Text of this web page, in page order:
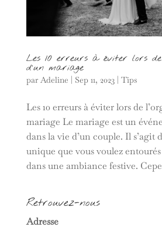
Les 10 erreurs à éviter lors de
d’un mariage
par Adeline | Sep 11, 2023| Tips
Les 10 erreurs à éviter lors de
mariage Le mariage est un
dans la vie d’un couple. Il s’agit
unique que vous voulez
dans une ambiance festive.
Retrouvez-nous
Adresse